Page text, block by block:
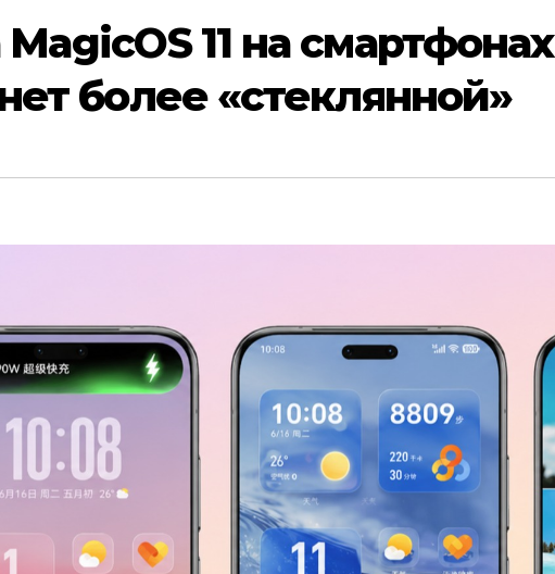
11 на смартфонах
более «стеклянной»